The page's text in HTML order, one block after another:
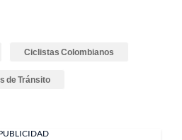
Ciclistas Colombianos
de Tránsito